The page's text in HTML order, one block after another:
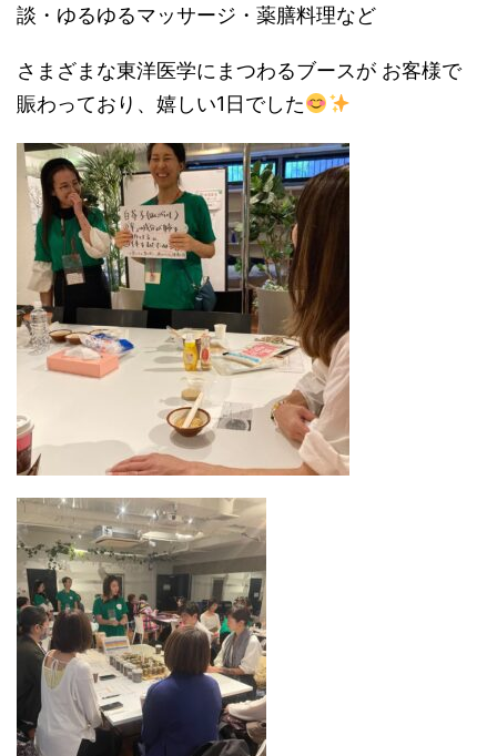
談・ゆるゆるマッサージ・薬膳料理など
さまざまな東洋医学にまつわるブースが お客様で
賑わっており、嬉しい1日でした